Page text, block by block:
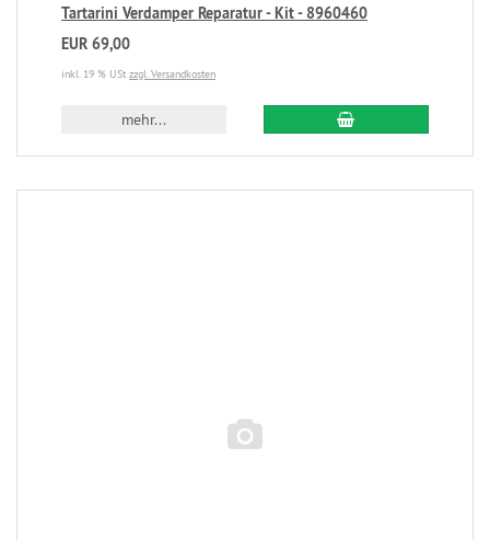
Tartarini Verdamper Reparatur - Kit - 8960460
EUR 69,00
inkl. 19 % USt zzgl. Versandkosten
mehr...